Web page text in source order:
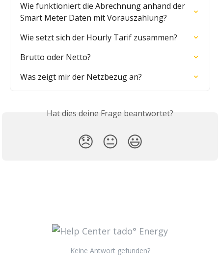
Wie funktioniert die Abrechnung anhand der
Smart Meter Daten mit Vorauszahlung?
Wie setzt sich der Hourly Tarif zusammen?
Brutto oder Netto?
Was zeigt mir der Netzbezug an?
Hat dies deine Frage beantwortet?
😞 😐 😃
Keine Antwort gefunden?